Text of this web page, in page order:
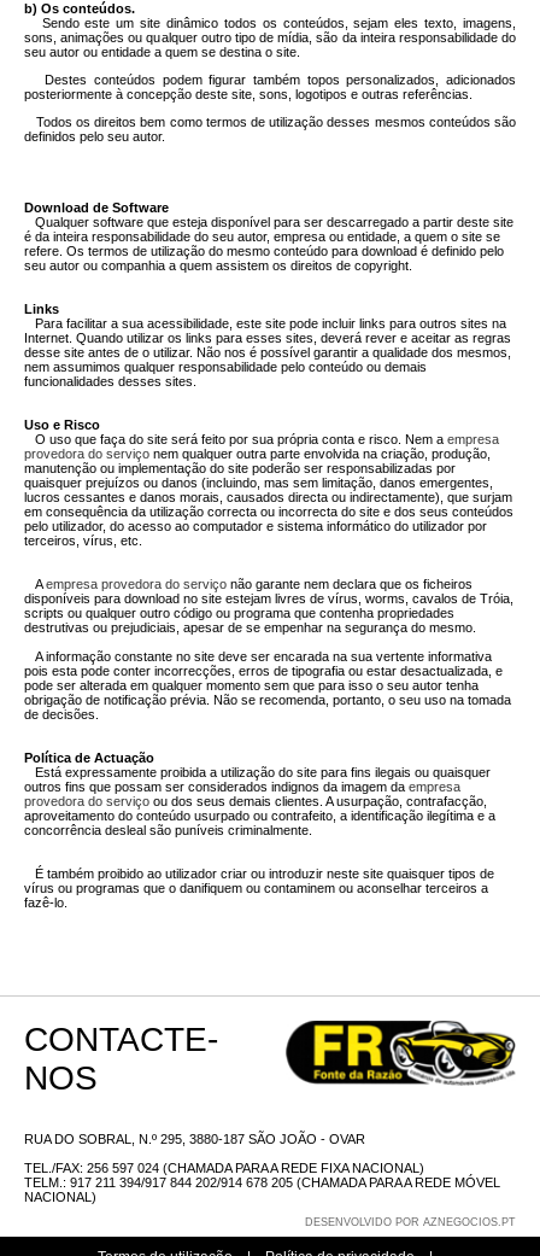
b) Os conteúdos.
Sendo este um site dinâmico todos os conteúdos, sejam eles texto, imagens,
sons, animações ou qualquer outro tipo de mídia, são da inteira responsabilidade do
seu autor ou entidade a quem se destina o site.
Destes conteúdos podem figurar também topos personalizados, adicionados
posteriormente à concepção deste site, sons, logotipos e outras referências.
Todos os direitos bem como termos de utilização desses mesmos conteúdos são
definidos pelo seu autor.
Download de Software
Qualquer software que esteja disponível para ser descarregado a partir deste site
é da inteira responsabilidade do seu autor, empresa ou entidade, a quem o site se
refere. Os termos de utilização do mesmo conteúdo para download é definido pelo
seu autor ou companhia a quem assistem os direitos de copyright.
Links
Para facilitar a sua acessibilidade, este site pode incluir links para outros sites na
Internet. Quando utilizar os links para esses sites, deverá rever e aceitar as regras
desse site antes de o utilizar. Não nos é possível garantir a qualidade dos mesmos,
nem assumimos qualquer responsabilidade pelo conteúdo ou demais
funcionalidades desses sites.
Uso e Risco
O uso que faça do site será feito por sua própria conta e risco. Nem a empresa
provedora do serviço nem qualquer outra parte envolvida na criação, produção,
manutenção ou implementação do site poderão ser responsabilizadas por
quaisquer prejuízos ou danos (incluindo, mas sem limitação, danos emergentes,
lucros cessantes e danos morais, causados directa ou indirectamente), que surjam
em consequência da utilização correcta ou incorrecta do site e dos seus conteúdos
pelo utilizador, do acesso ao computador e sistema informático do utilizador por
terceiros, vírus, etc.
Aempresa provedora do serviço não garante nem declara que os ficheiros
disponíveis para download no site estejam livres de vírus, worms, cavalos de Tróia,
scripts ou qualquer outro código ou programa que contenha propriedades
destrutivas ou prejudiciais, apesar de se empenhar na segurança do mesmo.
A informação constante no site deve ser encarada na sua vertente informativa
pois esta pode conter incorrecções, erros de tipografia ou estar desactualizada, e
pode ser alterada em qualquer momento sem que para isso o seu autor tenha
obrigação de notificação prévia. Não se recomenda, portanto, o seu uso na tomada
de decisões.
Política de Actuação
Está expressamente proibida a utilização do site para fins ilegais ou quaisquer
outros fins que possam ser considerados indignos da imagem da empresa
provedora do serviço ou dos seus demais clientes. A usurpação, contrafacção,
aproveitamento do conteúdo usurpado ou contrafeito, a identificação ilegítima e a
concorrência desleal são puníveis criminalmente.
É também proibido ao utilizador criar ou introduzir neste site quaisquer tipos de
vírus ou programas que o danifiquem ou contaminem ou aconselhar terceiros a
fazê-lo.
CONTACTE-
NOS
RUA DO SOBRAL, N.º 295, 3880-187 SÃO JOÃO - OVAR
TEL./FAX: 256 597 024 (CHAMADA PARA A REDE FIXA NACIONAL)
TELM.: 917 211 394/917 844 202/914 678 205 (CHAMADA PARA A REDE MÓVEL
NACIONAL)
DESENVOLVIDO POR AZNEGOCIOS.PT